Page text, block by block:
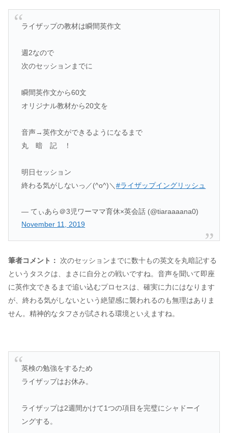
ライザップの教材は瞬間英作文
週2なので
次のセッションまでに
瞬間英作文から60文
オリジナル教材から20文を
音声→英作文ができるようになるまで
丸 暗 記 ！
明日セッション
終わる気がしないっ／(^o^)＼#ライザップイングリッシュ
— てぃあら＠3児ワーママ育休×英会話 (@tiaraaaana0)
November 11, 2019
筆者コメント：
次のセッションまでに数十もの英文を丸暗記する
というタスクは、まさに自分との戦いですね。音声を聞いて即座
に英作文できるまで追い込むプロセスは、確実に力にはなります
が、終わる気がしないという絶望感に襲われるのも無理はありま
せん。精神的なタフさが試される環境といえますね。
英検の勉強をするため
ライザップはお休み。
ライザップは2週間かけて1つの項目を完璧にシャドーイ
ングする。